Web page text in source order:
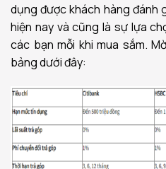
dụng được khách hàng
hiện nay và cũng là sự lựa
các bạn mỗi khi mua sắm.
bảng dưới đây: